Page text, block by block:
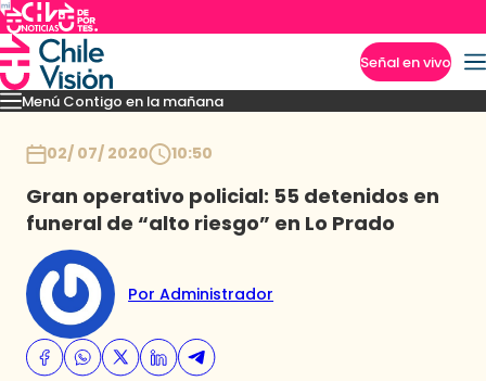
Señal en vivo
Menú Contigo en la mañana
MomentosReportajesDenunciasPolicialPolíticaEspectáculo
02/ 07/ 2020 10:50
Gran operativo policial: 55 detenidos en
funeral de “alto riesgo” en Lo Prado
Por Administrador
Imperdibles